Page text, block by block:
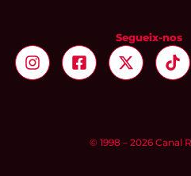
Segueix-nos
© 1998 – 2026 Canal